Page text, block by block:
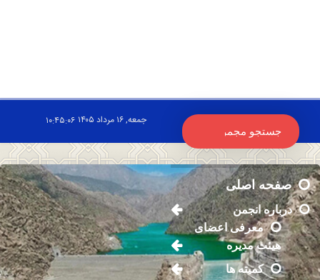
صفحه اصلی
درباره انجمن
معرفی اعضای
هیئت مدیره
کمیته ها
۱۰:۴۵:۰۶ جمعه, ۱۶ مرداد ۱۴۰۵